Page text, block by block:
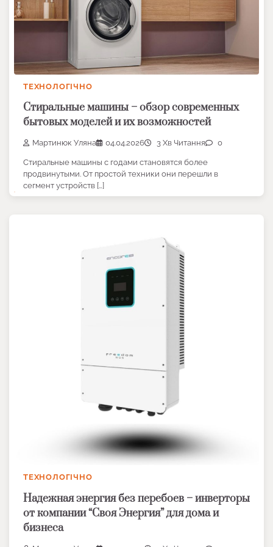
ТЕХНОЛОГІЧНО
Стиральные машины – обзор современных
бытовых моделей и их возможностей
Мартинюк Уляна 04.04.2026 3 Хв Читання 0
Стиральные машины с годами становятся более
продвинутыми. От простой техники они перешли в
сегмент устройств […]
ТЕХНОЛОГІЧНО
Надежная энергия без перебоев – инверторы
от компании “Своя Энергия” для дома и
бизнеса